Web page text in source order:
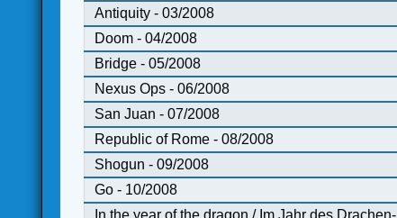
Antiquity - 03/2008
Doom - 04/2008
Bridge - 05/2008
Nexus Ops - 06/2008
San Juan - 07/2008
Republic of Rome - 08/2008
Shogun - 09/2008
Go - 10/2008